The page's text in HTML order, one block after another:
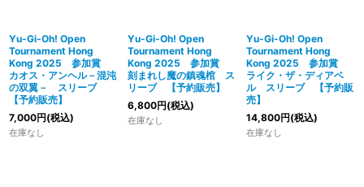
Yu-Gi-Oh! Open
Tournament Hong
Kong 2025 参加賞
カオス・アンヘル－混沌
の双翼－ スリーブ
【予約販売】
7,000円(税込)
在庫なし
Yu-Gi-Oh! Open
Tournament Hong
Kong 2025 参加賞
刻まれし魔の鎮魂棺 ス
リーブ 【予約販売】
6,800円(税込)
在庫なし
Yu-Gi-Oh! Open
Tournament Hong
Kong 2025 参加賞
ライク・ザ・ディアベ
ル スリーブ 【予約販
売】
14,800円(税込)
在庫なし